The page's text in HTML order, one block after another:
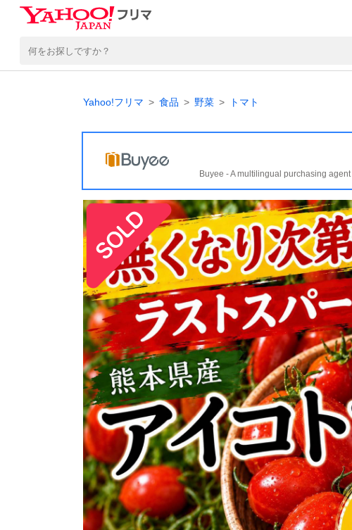
Yahoo!フリマ 食品 野菜 トマト
Buyee - A multilingual purchasing